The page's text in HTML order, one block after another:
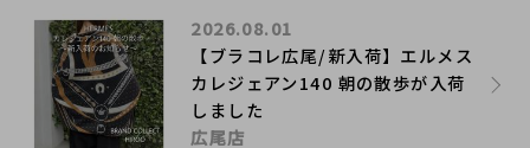
【ブラコレ広尾/新入荷】エルメス
カレジェアン140 朝の散歩が入荷
しました
2026.08.01
広尾店